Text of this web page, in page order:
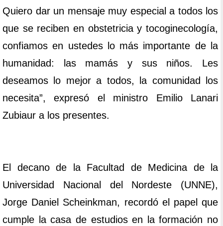
Quiero dar un mensaje muy especial a todos los
que se reciben en obstetricia y tocoginecología,
confiamos en ustedes lo más importante de la
humanidad: las mamás y sus niños. Les
deseamos lo mejor a todos, la comunidad los
necesita”, expresó el ministro Emilio Lanari
Zubiaur a los presentes.
El decano de la Facultad de Medicina de la
Universidad Nacional del Nordeste (UNNE),
Jorge Daniel Scheinkman, recordó el papel que
cumple la casa de estudios en la formación no